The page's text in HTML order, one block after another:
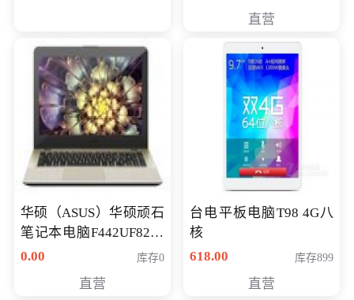
直营
华硕（ASUS）华硕顽石
笔记本电脑F442UF8250
八代独显轻薄办公商务
0.00 库存0
直营
台电平板电脑T98 4G八
核
618.00
库存899
直营